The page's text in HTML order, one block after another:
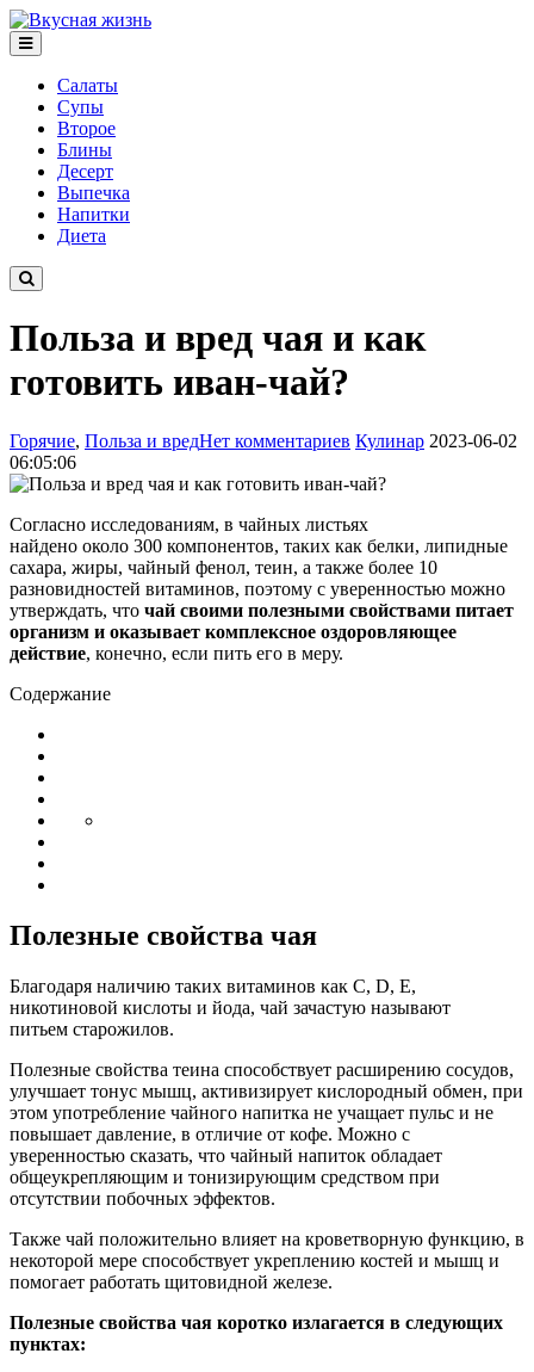
Салаты
Супы
Второе
Блины
Десерт
Выпечка
Напитки
Диета
Польза и вред чая и как
готовить иван-чай?
Горячие, Польза и вредНет комментариев Кулинар 2023-06-02
06:05:06
Согласно исследованиям, в чайных листьях
найдено около 300 компонентов, таких как белки, липидные
сахара, жиры, чайный фенол, теин, а также более 10
разновидностей витаминов, поэтому с уверенностью можно
утверждать, что чай своими полезными свойствами питает
организм и оказывает комплексное оздоровляющее
действие, конечно, если пить его в меру.
Содержание
Полезные свойства чая
Благодаря наличию таких витаминов как C, D, E,
никотиновой кислоты и йода, чай зачастую называют
питьем старожилов.
Полезные свойства теина способствует расширению сосудов,
улучшает тонус мышц, активизирует кислородный обмен, при
этом употребление чайного напитка не учащает пульс и не
повышает давление, в отличие от кофе. Можно с
уверенностью сказать, что чайный напиток обладает
общеукрепляющим и тонизирующим средством при
отсутствии побочных эффектов.
Также чай положительно влияет на кроветворную функцию, в
некоторой мере способствует укреплению костей и мышц и
помогает работать щитовидной железе.
Полезные свойства чая коротко излагается в следующих
пунктах: